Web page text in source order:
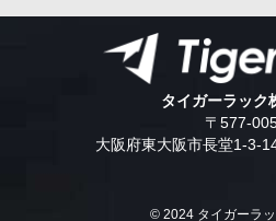
タイガーラック
〒577-
大阪府東大阪市長堂1-3-
© 2024 タイガーラ